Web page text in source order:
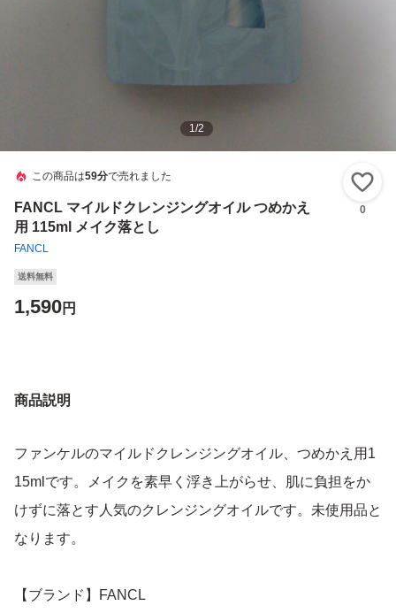
1/2
この商品は59分で売れました
FANCL マイルドクレンジングオイル つめかえ
用 115ml メイク落とし
FANCL
0
送料無料
1,590円
商品説明
ファンケルのマイルドクレンジングオイル、つめかえ用1
15mlです。メイクを素早く浮き上がらせ、肌に負担をか
けずに落とす人気のクレンジングオイルです。未使用品と
なります。
【ブランド】FANCL